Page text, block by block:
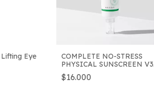
Eye
COMPLETE NO-STRESS
PHYSICAL SUNSCREEN V3
SPF 50+ / PA ++++ -/ AXI-Y
$16.000